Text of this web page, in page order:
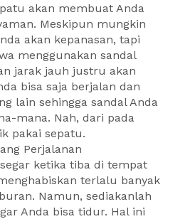
akan membuat Anda
Meskipun mungkin
akan kepanasan, tapi
menggunakan sandal
jarak jauh justru akan
bisa saja berjalan dan
lain sehingga sandal Anda
mana. Nah, dari pada
pakai sepatu.
Perjalanan
ketika tiba di tempat
terlalu banyak
Namun, sediakanlah
Anda bisa tidur. Hal ini